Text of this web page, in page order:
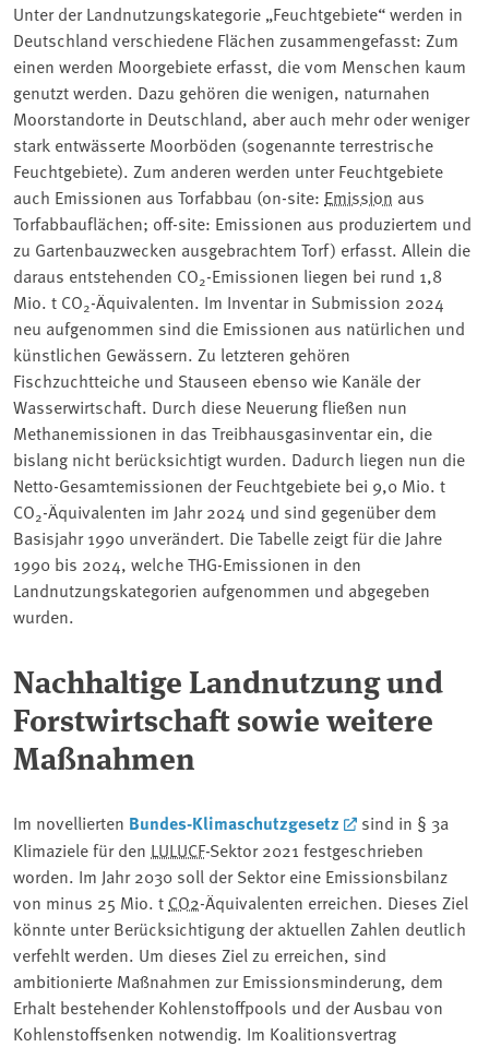
Unter der Landnutzungskategorie „Feuchtgebiete“ werden in
Deutschland verschiedene Flächen zusammengefasst: Zum
einen werden Moorgebiete erfasst, die vom Menschen kaum
genutzt werden. Dazu gehören die wenigen, naturnahen
Moorstandorte in Deutschland, aber auch mehr oder weniger
stark entwässerte Moorböden (sogenannte terrestrische
Feuchtgebiete). Zum anderen werden unter Feuchtgebiete
auch Emissionen aus Torfabbau (on-site: Emission aus
Torfabbauflächen; off-site: Emissionen aus produziertem und
zu Gartenbauzwecken ausgebrachtem Torf) erfasst. Allein die
daraus entstehenden CO2-Emissionen liegen bei rund 1,8
Mio. t CO2-Äquivalenten. Im Inventar in Submission 2024
neu aufgenommen sind die Emissionen aus natürlichen und
künstlichen Gewässern. Zu letzteren gehören
Fischzuchtteiche und Stauseen ebenso wie Kanäle der
Wasserwirtschaft. Durch diese Neuerung fließen nun
Methanemissionen in das Treibhausgasinventar ein, die
bislang nicht berücksichtigt wurden. Dadurch liegen nun die
Netto-Gesamtemissionen der Feuchtgebiete bei 9,0 Mio. t
CO2-Äquivalenten im Jahr 2024 und sind gegenüber dem
Basisjahr 1990 unverändert. Die Tabelle zeigt für die Jahre
1990 bis 2024, welche THG-Emissionen in den
Landnutzungskategorien aufgenommen und abgegeben
wurden.
Nachhaltige Landnutzung und
Forstwirtschaft sowie weitere
Maßnahmen
Im novellierten Bundes-Klimaschutzgesetz
sind in § 3a
Klimaziele für den LULUCF-Sektor 2021 festgeschrieben
worden. Im Jahr 2030 soll der Sektor eine Emissionsbilanz
von minus 25 Mio. t CO2-Äquivalenten erreichen. Dieses Ziel
könnte unter Berücksichtigung der aktuellen Zahlen deutlich
verfehlt werden. Um dieses Ziel zu erreichen, sind
ambitionierte Maßnahmen zur Emissionsminderung, dem
Erhalt bestehender Kohlenstoffpools und der Ausbau von
Kohlenstoffsenken notwendig. Im Koalitionsvertrag